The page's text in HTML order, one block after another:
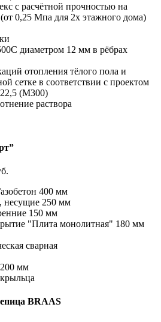
с расчётной прочностью на
0,25 Мпа для 2х этажного дома)
диаметром 12 мм в рёбрах
отопления тёлого пола и
сетке в соответствии с проектом
(М300)
раствора
400 мм
несущие 250 мм
150 мм
"Плита монолитная" 180 мм
сварная
мм
BRAAS